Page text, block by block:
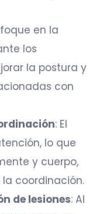
en la
los
la postura y
con
: El
lo que
y cuerpo,
coordinación.​
de lesiones: Al